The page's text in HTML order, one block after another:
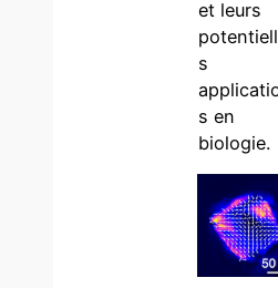
et leurs
s
s en
biologie.